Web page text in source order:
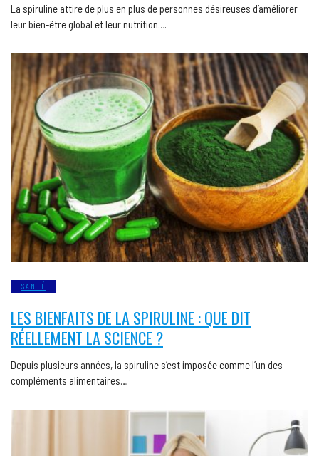
La spiruline attire de plus en plus de personnes désireuses d’améliorer
leur bien-être global et leur nutrition….
SANTÉ
LES BIENFAITS DE LA SPIRULINE : QUE DIT
RÉELLEMENT LA SCIENCE ?
Depuis plusieurs années, la spiruline s’est imposée comme l’un des
compléments alimentaires…